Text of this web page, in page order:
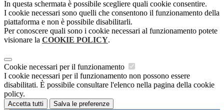
In questa schermata è possibile scegliere quali cookie consentire.
I cookie necessari sono quelli che consentono il funzionamento della
piattaforma e non è possibile disabilitarli.
Per conoscere quali sono i cookie necessari al funzionamento potete
visionare la COOKIE POLICY.
Cookie necessari per il funzionamento
I cookie necessari per il funzionamento non possono essere
disabilitati. È possibile consultare l'elenco nella pagina della cookie
policy.
Accetta tutti Salva le preferenze